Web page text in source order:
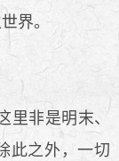
界。
非是明末、
此之外，一切